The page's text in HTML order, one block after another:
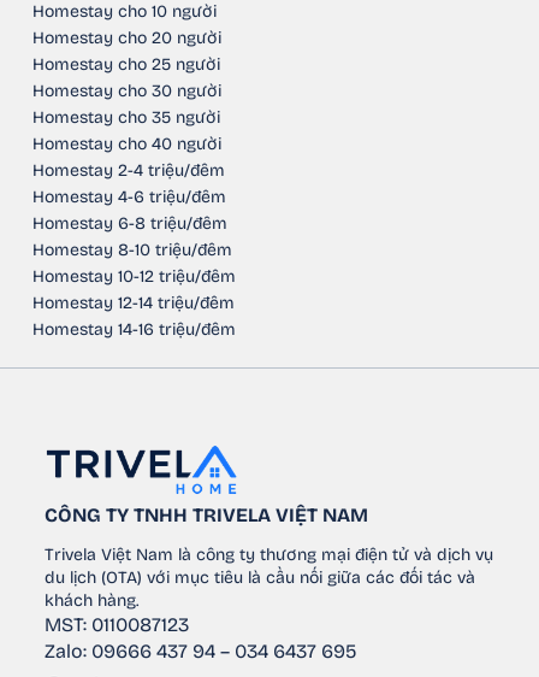
Homestay cho 10 người
Homestay cho 20 người
Homestay cho 25 người
Homestay cho 30 người
Homestay cho 35 người
Homestay cho 40 người
Homestay 2-4 triệu/đêm
Homestay 4-6 triệu/đêm
Homestay 6-8 triệu/đêm
Homestay 8-10 triệu/đêm
Homestay 10-12 triệu/đêm
Homestay 12-14 triệu/đêm
Homestay 14-16 triệu/đêm
CÔNG TY TNHH TRIVELA VIỆT NAM
Trivela Việt Nam là công ty thương mại điện tử và dịch vụ
du lịch (OTA) với mục tiêu là cầu nối giữa các đối tác và
khách hàng.
MST: 0110087123
Zalo: 09666 437 94 – 034 6437 695